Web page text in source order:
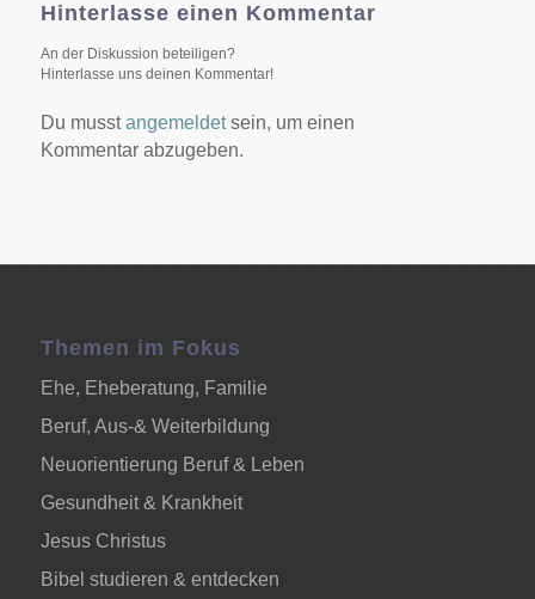
Hinterlasse einen Kommentar
An der Diskussion beteiligen?
Hinterlasse uns deinen Kommentar!
Du musstangemeldetsein, um einen
Kommentar abzugeben.
Themen im Fokus
Ehe, Eheberatung, Familie
Beruf, Aus-& Weiterbildung
Neuorientierung Beruf & Leben
Gesundheit & Krankheit
Jesus Christus
Bibel studieren & entdecken